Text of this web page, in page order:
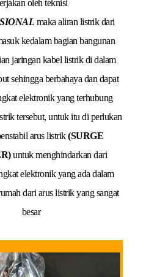
oleh teknisi
maka aliran listrik dari
kedalam bagian bangunan
jaringan kabel listrik di dalam
sehingga berbahaya dan dapat
elektronik yang terhubung
tersebut, untuk itu di perlukan
arus listrik(SURGE
untuk menghindarkan dari
elektronik yang ada dalam
dari arus listrik yang sangat
besar